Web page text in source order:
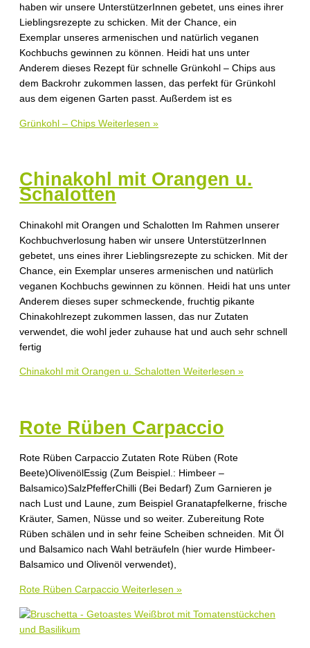
haben wir unsere UnterstützerInnen gebetet, uns eines ihrer
Lieblingsrezepte zu schicken. Mit der Chance, ein
Exemplar unseres armenischen und natürlich veganen
Kochbuchs gewinnen zu können. Heidi hat uns unter
Anderem dieses Rezept für schnelle Grünkohl – Chips aus
dem Backrohr zukommen lassen, das perfekt für Grünkohl
aus dem eigenen Garten passt. Außerdem ist es
Grünkohl – Chips Weiterlesen »
Chinakohl mit Orangen u.
Schalotten
Chinakohl mit Orangen und Schalotten Im Rahmen unserer
Kochbuchverlosung haben wir unsere UnterstützerInnen
gebetet, uns eines ihrer Lieblingsrezepte zu schicken. Mit der
Chance, ein Exemplar unseres armenischen und natürlich
veganen Kochbuchs gewinnen zu können. Heidi hat uns unter
Anderem dieses super schmeckende, fruchtig pikante
Chinakohlrezept zukommen lassen, das nur Zutaten
verwendet, die wohl jeder zuhause hat und auch sehr schnell
fertig
Chinakohl mit Orangen u. Schalotten Weiterlesen »
Rote Rüben Carpaccio
Rote Rüben Carpaccio Zutaten Rote Rüben (Rote
Beete)OlivenölEssig (Zum Beispiel.: Himbeer –
Balsamico)SalzPfefferChilli (Bei Bedarf) Zum Garnieren je
nach Lust und Laune, zum Beispiel Granatapfelkerne, frische
Kräuter, Samen, Nüsse und so weiter. Zubereitung Rote
Rüben schälen und in sehr feine Scheiben schneiden. Mit Öl
und Balsamico nach Wahl beträufeln (hier wurde Himbeer-
Balsamico und Olivenöl verwendet),
Rote Rüben Carpaccio Weiterlesen »